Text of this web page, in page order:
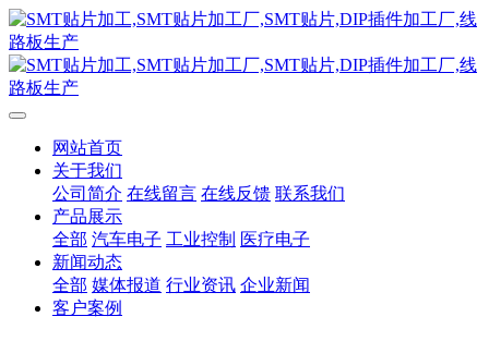
网站首页
关于我们
公司简介 在线留言 在线反馈 联系我们
产品展示
全部 汽车电子 工业控制 医疗电子
新闻动态
全部 媒体报道 行业资讯 企业新闻
客户案例